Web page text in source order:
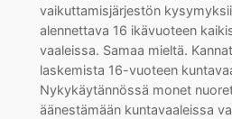
vaikuttamisjärjestön
alennettava 16 ikävuoteen
vaaleissa. Samaa mieltä.
laskemista 16-vuoteen
Nykykäytännössä monet
äänestämään kuntavaaleissa